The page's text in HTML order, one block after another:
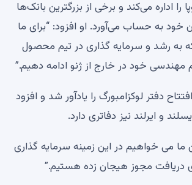
را اداره می‌کند و برخی از بزرگترین بانک‌ها
خود به حساب می‌آورد. او افزود: “برای ما
به رشد و سرمایه گذاری در تیم محصول
مهندسی خود در خارج از ژنو ادامه دهیم.”
دفتر لوکزامبورگ را یادآور شد و افزود
و ایرلند نیز دفاتری دارد.
ما می خواهیم در این زمینه سرمایه گذاری
دریافت مجوز هیجان زده هستیم.”